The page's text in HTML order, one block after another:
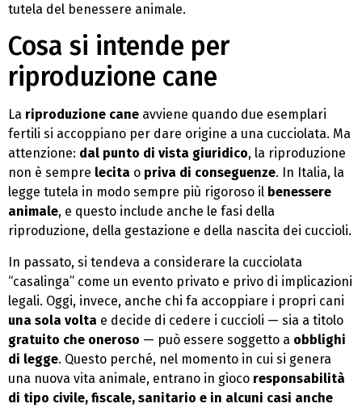
tutela del benessere animale.
Cosa si intende per
riproduzione cane
La riproduzione cane avviene quando due esemplari
fertili si accoppiano per dare origine a una cucciolata. Ma
attenzione: dal punto di vista giuridico, la riproduzione
non è sempre lecita o priva di conseguenze. In Italia, la
legge tutela in modo sempre più rigoroso il benessere
animale, e questo include anche le fasi della
riproduzione, della gestazione e della nascita dei cuccioli.
In passato, si tendeva a considerare la cucciolata
“casalinga” come un evento privato e privo di implicazioni
legali. Oggi, invece, anche chi fa accoppiare i propri cani
una sola volta e decide di cedere i cuccioli — sia a titolo
gratuito che oneroso — può essere soggetto a obblighi
di legge. Questo perché, nel momento in cui si genera
una nuova vita animale, entrano in gioco responsabilità
di tipo civile, fiscale, sanitario e in alcuni casi anche